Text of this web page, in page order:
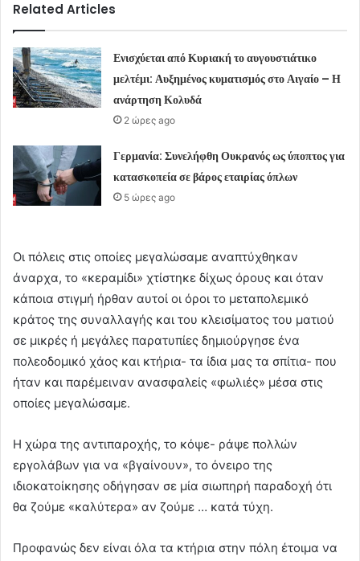
Related Articles
Ενισχύεται από Κυριακή το αυγουστιάτικο
μελτέμι: Αυξημένος κυματισμός στο Αιγαίο – Η
ανάρτηση Κολυδά
2 ώρες ago
Γερμανία: Συνελήφθη Ουκρανός ως ύποπτος για
κατασκοπεία σε βάρος εταιρίας όπλων
5 ώρες ago
Οι πόλεις στις οποίες μεγαλώσαμε αναπτύχθηκαν
άναρχα, το «κεραμίδι» χτίστηκε δίχως όρους και όταν
κάποια στιγμή ήρθαν αυτοί οι όροι το μεταπολεμικό
κράτος της συναλλαγής και του κλεισίματος του ματιού
σε μικρές ή μεγάλες παρατυπίες δημιούργησε ένα
πολεοδομικό χάος και κτήρια- τα ίδια μας τα σπίτια- που
ήταν και παρέμειναν ανασφαλείς «φωλιές» μέσα στις
οποίες μεγαλώσαμε.
Η χώρα της αντιπαροχής, το κόψε- ράψε πολλών
εργολάβων για να «βγαίνουν», το όνειρο της
ιδιοκατοίκησης οδήγησαν σε μία σιωπηρή παραδοχή ότι
θα ζούμε «καλύτερα» αν ζούμε … κατά τύχη.
Προφανώς δεν είναι όλα τα κτήρια στην πόλη έτοιμα να